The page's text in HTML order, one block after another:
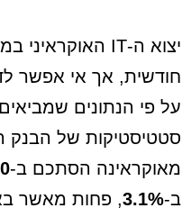
חודשית, אך אי אפשר
על פי הנתונים
סטטיסטיקות של הבנק
מאוקראינה הסתכם ב-560
ב-3.1%, פחות מאשר באפריל 2026,